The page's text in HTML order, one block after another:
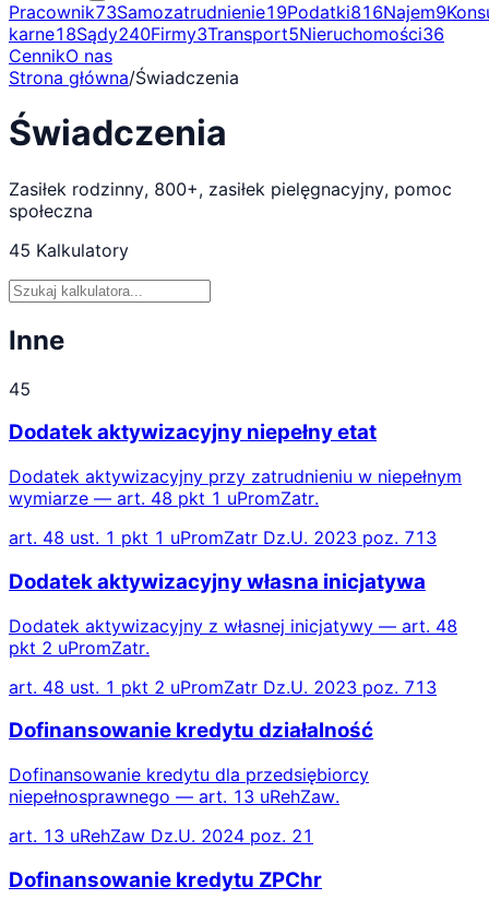
Pracownik73Samozatrudnienie19Podatki816Najem9
karne18Sądy240Firmy3Transport5Nieruchomości36
CennikO nas
Strona główna/Świadczenia
Świadczenia
Zasiłek rodzinny, 800+, zasiłek pielęgnacyjny, pomoc
społeczna
45 Kalkulatory
Inne
45
Dodatek aktywizacyjny niepełny etat
Dodatek aktywizacyjny przy zatrudnieniu w niepełnym
wymiarze — art. 48 pkt 1 uPromZatr.
art. 48 ust. 1 pkt 1 uPromZatr Dz.U. 2023 poz. 713
Dodatek aktywizacyjny własna inicjatywa
Dodatek aktywizacyjny z własnej inicjatywy — art. 48
pkt 2 uPromZatr.
art. 48 ust. 1 pkt 2 uPromZatr Dz.U. 2023 poz. 713
Dofinansowanie kredytu działalność
Dofinansowanie kredytu dla przedsiębiorcy
niepełnosprawnego — art. 13 uRehZaw.
art. 13 uRehZaw Dz.U. 2024 poz. 21
Dofinansowanie kredytu ZPChr